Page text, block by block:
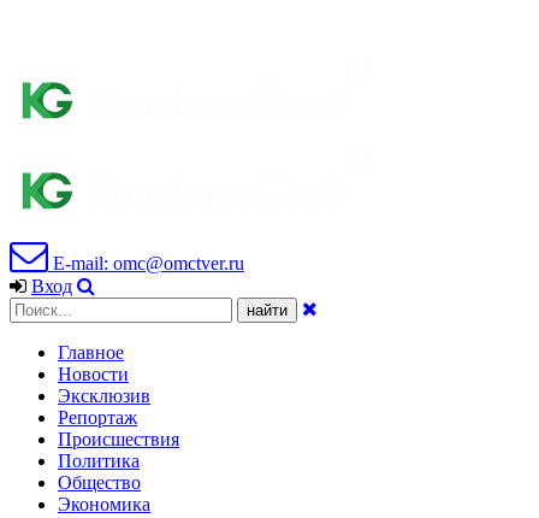
E-mail: omc@omctver.ru
Вход
Главное
Новости
Эксклюзив
Репортаж
Происшествия
Политика
Общество
Экономика